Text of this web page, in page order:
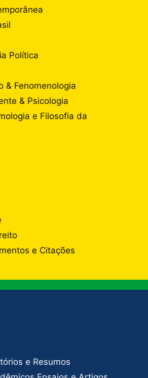
Política
& Fenomenologia
& Psicologia
e Filosofia da
e Citações
e Resumos